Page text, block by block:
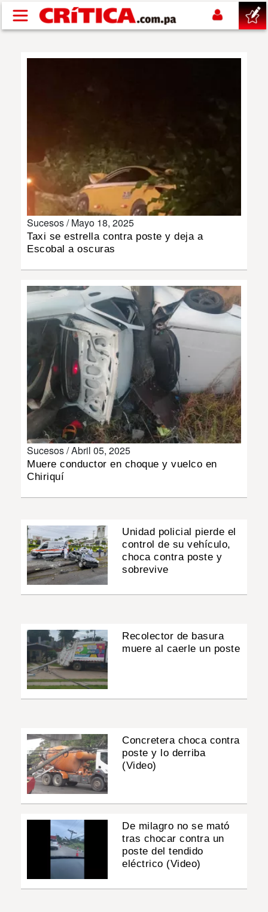
Pasar al contenido principal
POLÍTICA
SHOW
DEPORTES
INSÓLITAS
MULTIMEDIA
IMPRESO
Sucesos /Mayo 18, 2025
Taxi se estrella contra poste y deja a
Escobal a oscuras
Sucesos /Abril 05, 2025
Muere conductor en choque y vuelco en
Chiriquí
Unidad policial pierde el
control de su vehículo,
choca contra poste y
sobrevive
Recolector de basura
muere al caerle un poste
Concretera choca contra
poste y lo derriba
(Video)
De milagro no se mató
tras chocar contra un
poste del tendido
eléctrico (Video)